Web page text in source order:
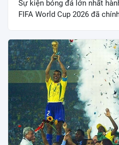
Sự kiện bóng đá lớn nhất
FIFA World Cup 2026 đã